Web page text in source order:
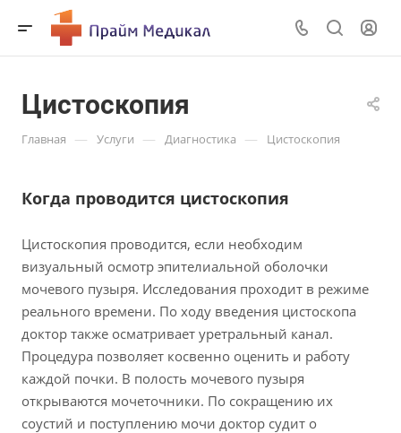
Цистоскопия
Главная — Услуги — Диагностика — Цистоскопия
Когда проводится цистоскопия
Цистоскопия проводится, если необходим
визуальный осмотр эпителиальной оболочки
мочевого пузыря. Исследования проходит в режиме
реального времени. По ходу введения цистоскопа
доктор также осматривает уретральный канал.
Процедура позволяет косвенно оценить и работу
каждой почки. В полость мочевого пузыря
открываются мочеточники. По сокращению их
соустий и поступлению мочи доктор судит о